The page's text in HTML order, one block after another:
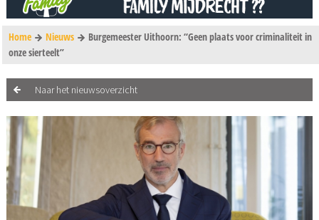
Home Nieuws
Burgemeester Uithoorn: “Geen plaats voor criminaliteit in
onze sierteelt”
Naar het nieuwsoverzicht